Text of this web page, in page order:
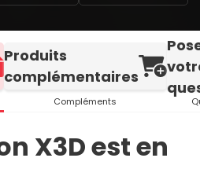
Produits
complémentaires
Compléments
X3D est en